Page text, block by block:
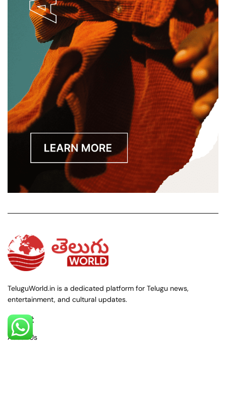
TeluguWorld.in is a dedicated platform for Telugu news,
entertainment, and cultural updates.
About
About Us